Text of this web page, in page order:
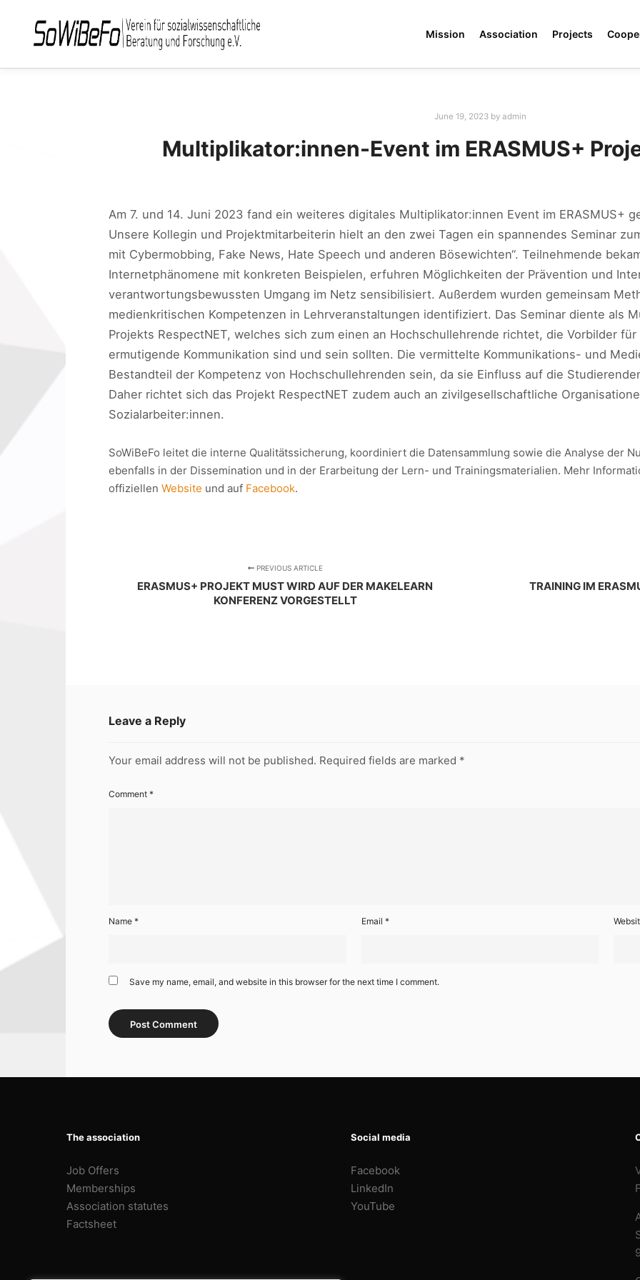
Mission Association Projects
June 19, 2023by admin
Multiplikator:innen-Event im ERASMUS+
Am 7. und 14. Juni 2023 fand ein weiteres digitales Multiplikator:innen Event im ERASMUS+
Unsere Kollegin und Projektmitarbeiterin hielt an den zwei Tagen ein spannendes Seminar
mit Cybermobbing, Fake News, Hate Speech und anderen Bösewichten“. Teilnehmende
Internetphänomene mit konkreten Beispielen, erfuhren Möglichkeiten der Prävention und
verantwortungsbewussten Umgang im Netz sensibilisiert. Außerdem wurden gemeinsam
medienkritischen Kompetenzen in Lehrveranstaltungen identifiziert. Das Seminar diente als
Projekts RespectNET, welches sich zum einen an Hochschullehrende richtet, die Vorbilder
ermutigende Kommunikation sind und sein sollten. Die vermittelte Kommunikations- und
Bestandteil der Kompetenz von Hochschullehrenden sein, da sie Einfluss auf die
Daher richtet sich das Projekt RespectNET zudem auch an zivilgesellschaftliche
Sozialarbeiter:innen.
SoWiBeFo leitet die interne Qualitätssicherung, koordiniert die Datensammlung sowie die Analyse der
ebenfalls in der Dissemination und in der Erarbeitung der Lern- und Trainingsmaterialien. Mehr
offiziellen Website und auf Facebook.
PREVIOUS ARTICLE
ERASMUS+ PROJEKT MUST WIRD AUF DER MAKELEARN
KONFERENZ VORGESTELLT
TRAINING IM
Leave a Reply
Your email address will not be published. Required fields are marked *
Comment *
Name * Email *
Save my name, email, and website in this browser for the next time I comment.
The association
Job Offers
Memberships
Association statutes
Factsheet
Social media
Facebook
LinkedIn
YouTube